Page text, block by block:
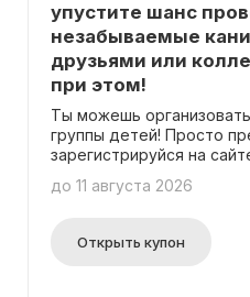
упустите шанс
незабываемые
друзьями или
при этом!
Ты можешь
группы детей! Просто
зарегистрируйся на
доступна на странице
до 11 августа 2026
Открыть купон